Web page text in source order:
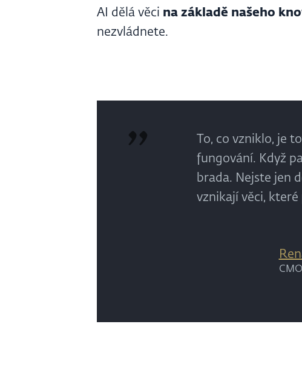
AI dělá věci na základě našeho
nezvládnete.
To, co vzniklo, je
fungování. Když
brada. Nejste jen
vznikají věci,